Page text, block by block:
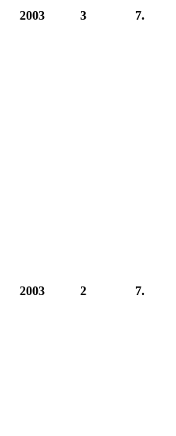
2003 3 7.
2003 2 7.